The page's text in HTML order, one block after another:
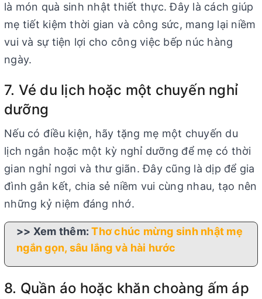
là món quà sinh nhật thiết thực. Đây là cách giúp
mẹ tiết kiệm thời gian và công sức, mang lại niềm
vui và sự tiện lợi cho công việc bếp núc hàng
ngày.
7. Vé du lịch hoặc một chuyến nghỉ
dưỡng
Nếu có điều kiện, hãy tặng mẹ một chuyến du
lịch ngắn hoặc một kỳ nghỉ dưỡng để mẹ có thời
gian nghỉ ngơi và thư giãn. Đây cũng là dịp để gia
đình gắn kết, chia sẻ niềm vui cùng nhau, tạo nên
những kỷ niệm đáng nhớ.
>> Xem thêm:Thơ chúc mừng sinh nhật mẹ
ngắn gọn, sâu lắng và hài hước
8. Quần áo hoặc khăn choàng ấm áp